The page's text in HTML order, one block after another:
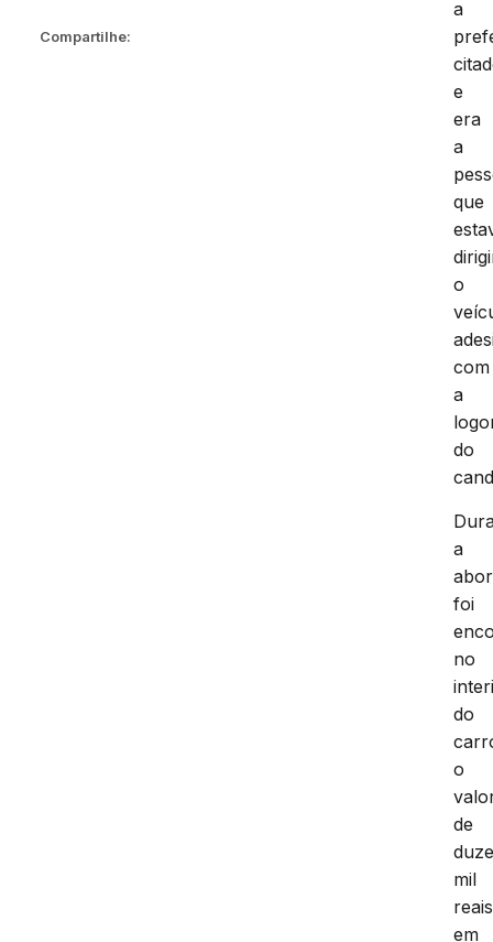
Compartilhe:
a
e
era
a
que
o
com
a
do
a
foi
no
do
o
de
mil
reais
em